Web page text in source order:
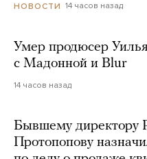
НОВОСТИ 14 часов назад
Умер продюсер
с Мадонной и Blur
14 часов назад
Бывшему директору
Протопопову